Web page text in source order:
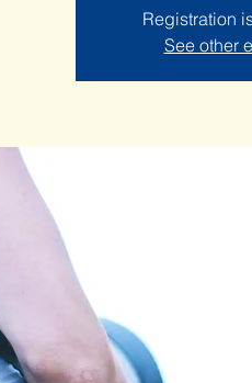
Registration
See other